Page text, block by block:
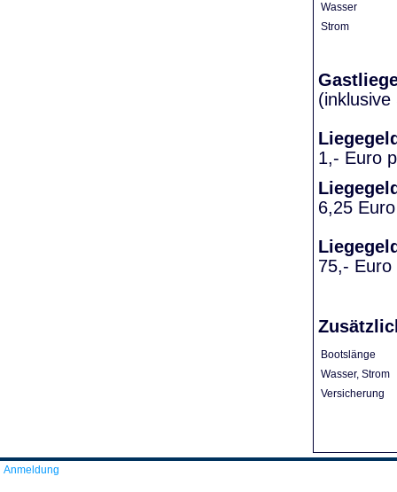
Wasser
Strom
1,- Euro
6,25
75,- Euro
Bootslänge
Wasser, Strom
Versicherung
Anmeldung